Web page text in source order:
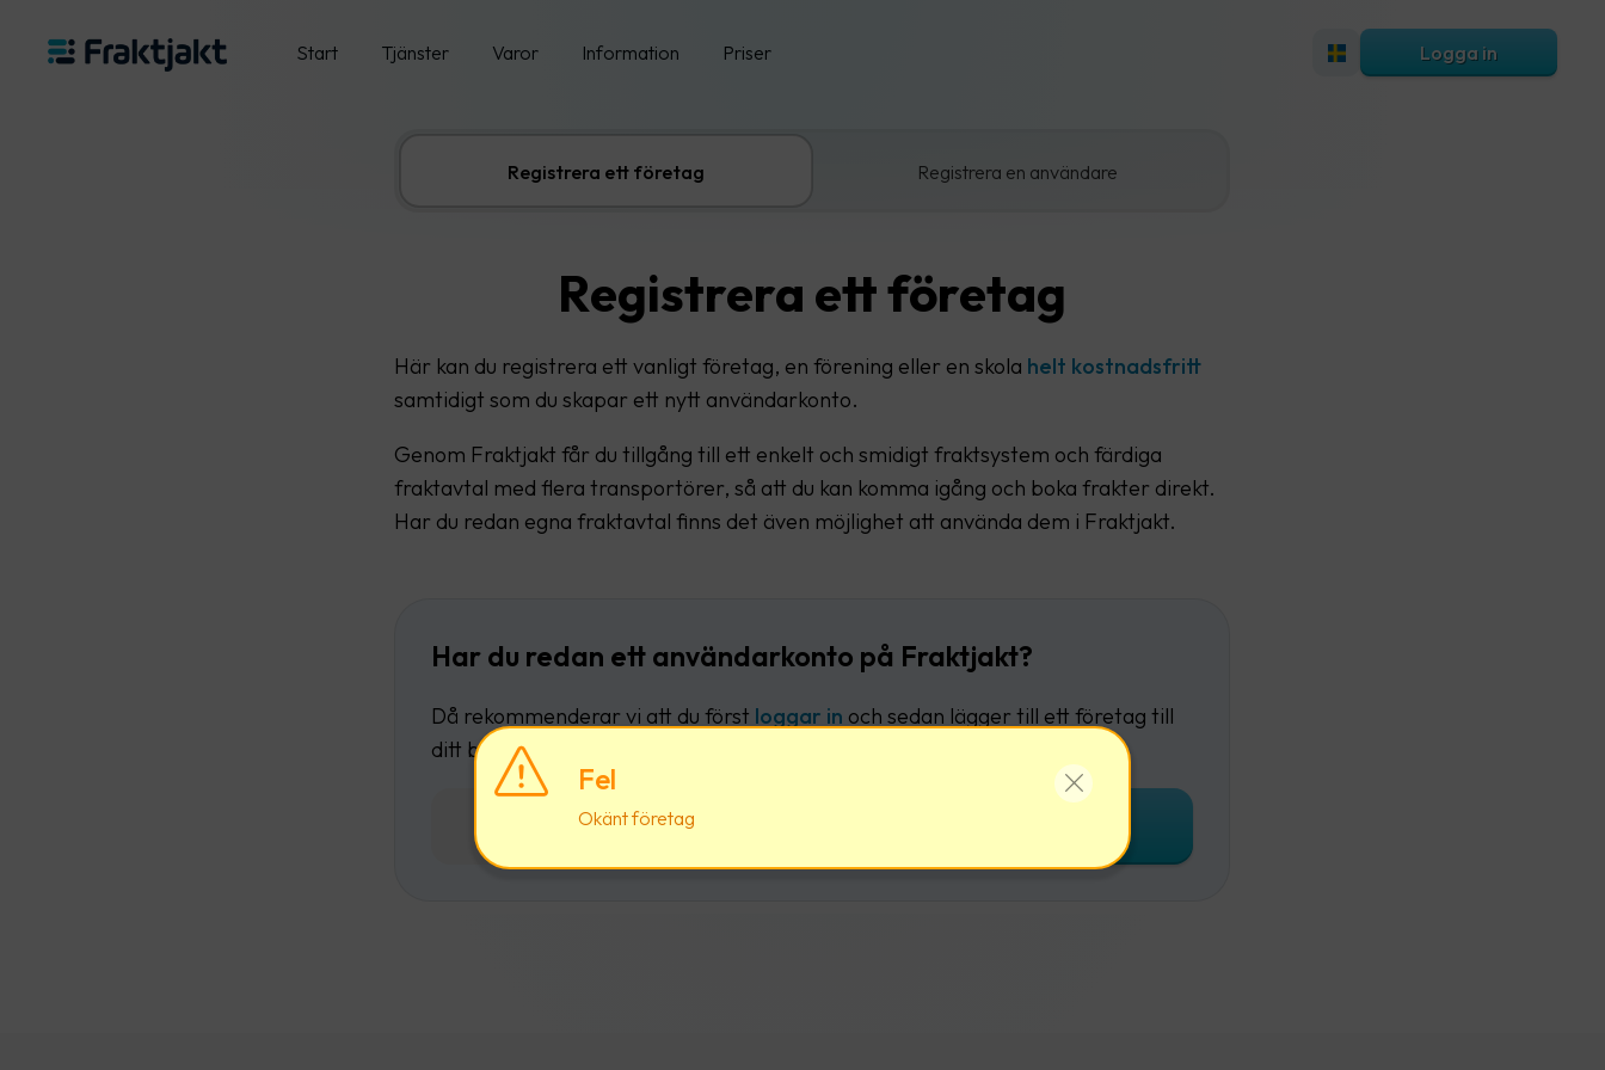
Start Tjänster Varor Information Priser Logga in
Fel
Okänt företag
Registrera ett företag Registrera en användare
Registrera ett företag
Här kan du registrera ett vanligt företag, en förening eller en skola helt kostnadsfritt
samtidigt som du skapar ett nytt användarkonto.
Genom Fraktjakt får du tillgång till ett enkelt och smidigt fraktsystem och färdiga
fraktavtal med flera transportörer, så att du kan komma igång och boka frakter direkt.
Har du redan egna fraktavtal finns det även möjlighet att använda dem i Fraktjakt.
Har du redan ett användarkonto på Fraktjakt?
Då rekommenderar vi att du först loggar in och sedan lägger till ett företag till
ditt befintliga användarkonto.
Logga in